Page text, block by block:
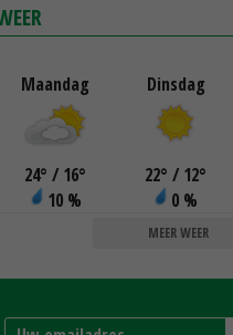
Maandag
24° / 16°
10 %
Dinsdag
22° / 12°
0 %
MEER WEER